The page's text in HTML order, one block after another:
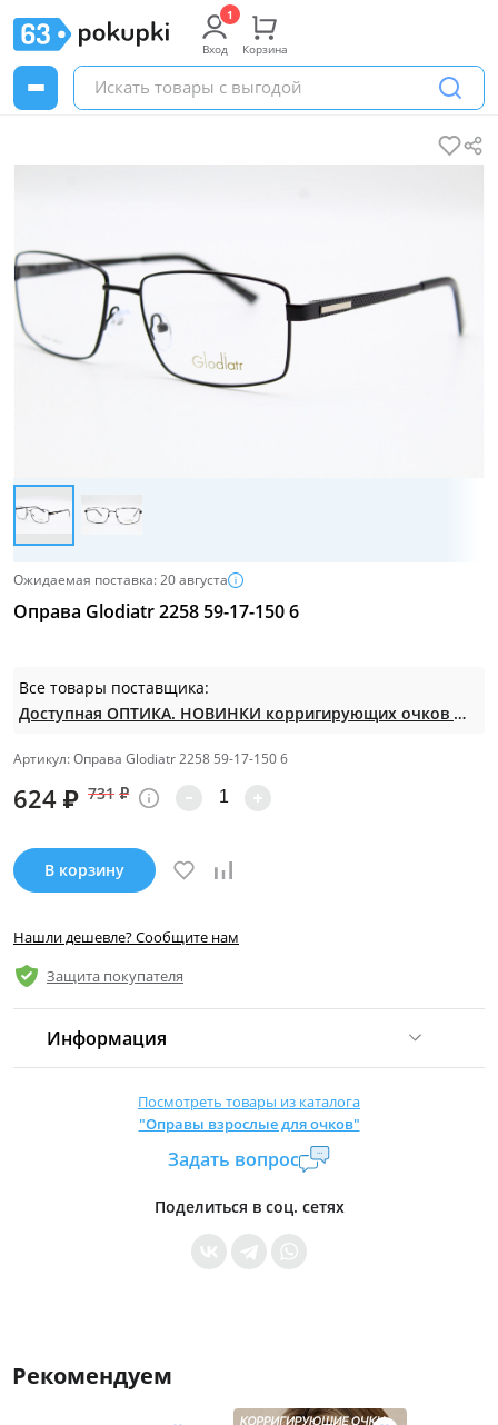
Вход Корзина
Ожидаемая поставка: 20 августа
Оправа Glodiatr 2258 59-17-150 6
Все товары поставщика:
Доступная ОПТИКА. НОВИНКИ корригирующих очков по СУПЕР ценам. Таких нет на МП.
Артикул: Оправа Glodiatr 2258 59-17-150 6
624 ₽ 731 ₽
В корзину
Нашли дешевле? Сообщите нам
Защита покупателя
Информация
Страна производитель:Китай
Уровень доступа:0
* Общие условия читайте в правилах сайта
Посмотреть товары из каталога
"Оправы взрослые для очков"
Задать вопрос
Поделиться в соц. сетях
Рекомендуем